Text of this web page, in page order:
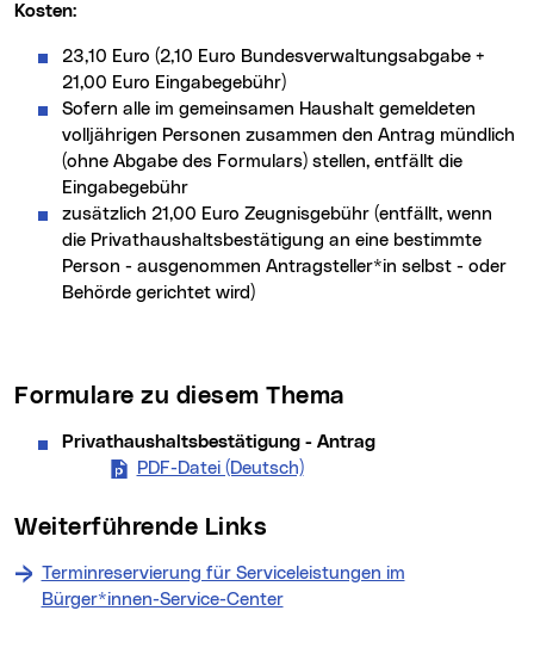
Kosten:
23,10 Euro (2,10 Euro Bundesverwaltungsabgabe +
21,00 Euro Eingabegebühr)
Sofern alle im gemeinsamen Haushalt gemeldeten
volljährigen Personen zusammen den Antrag mündlich
(ohne Abgabe des Formulars) stellen, entfällt die
Eingabegebühr
zusätzlich 21,00 Euro Zeugnisgebühr (entfällt, wenn
die Privathaushaltsbestätigung an eine bestimmte
Person - ausgenommen Antragsteller*in selbst - oder
Behörde gerichtet wird)
Formulare zu diesem Thema
Privathaushaltsbestätigung - Antrag
PDF-Datei (Deutsch)
Weiterführende Links
Terminreservierung für Serviceleistungen im
Bürger*innen-Service-Center